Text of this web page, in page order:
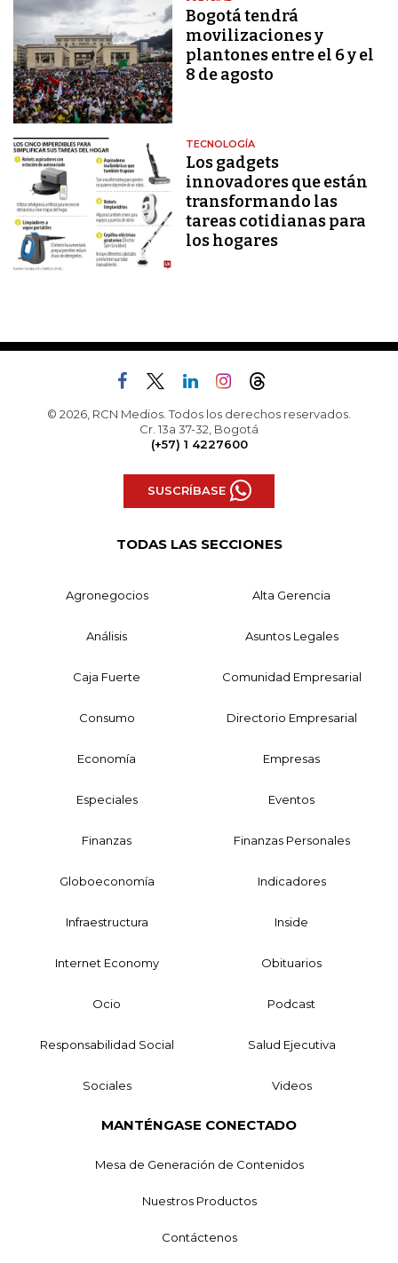
Bogotá tendrá
movilizaciones y
plantones entre el 6 y el
8 de agosto
TECNOLOGÍA
Los gadgets
innovadores que están
transformando las
tareas cotidianas para
los hogares
© 2026, RCN Medios. Todos los derechos reservados.
Cr. 13a 37-32, Bogotá
(+57) 1 4227600
SUSCRÍBASE
TODAS LAS SECCIONES
Agronegocios Alta Gerencia
Análisis Asuntos Legales
Caja Fuerte Comunidad Empresarial
Consumo Directorio Empresarial
Economía Empresas
Especiales Eventos
Finanzas Finanzas Personales
Globoeconomía Indicadores
Infraestructura Inside
Internet Economy Obituarios
Ocio Podcast
Responsabilidad Social Salud Ejecutiva
Sociales Videos
MANTÉNGASE CONECTADO
Mesa de Generación de Contenidos
Nuestros Productos
Contáctenos